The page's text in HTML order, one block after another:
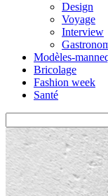
Design
Voyage
Interview
Modèles-
Bricolage
Fashion week
Santé